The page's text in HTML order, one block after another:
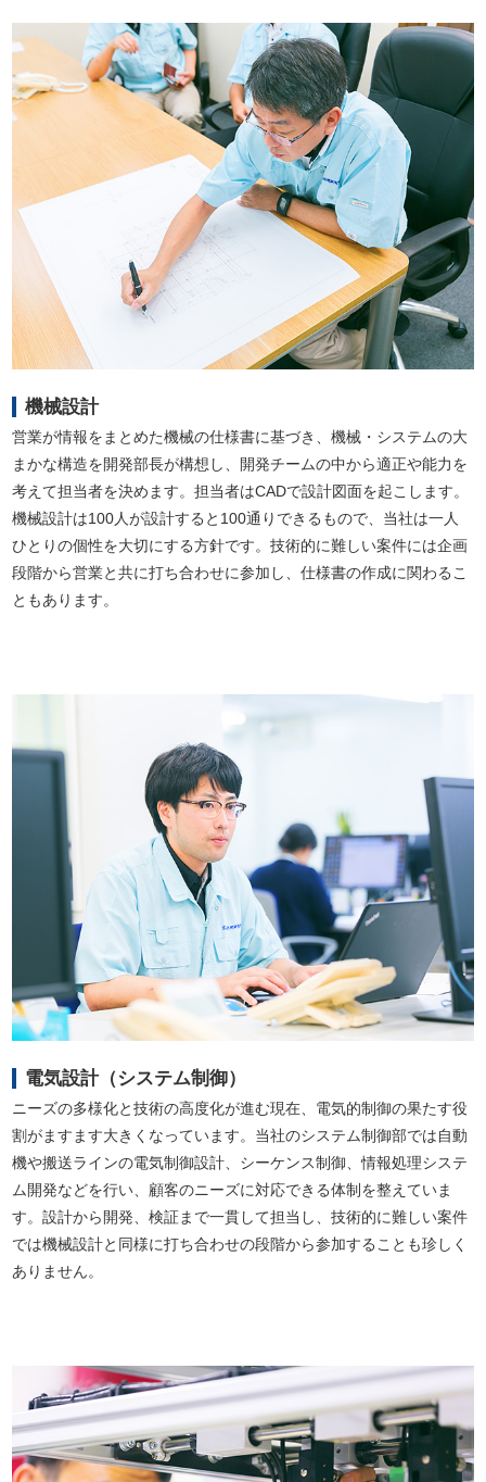
機械設計
営業が情報をまとめた機械の仕様書に基づき、機械・システムの大
まかな構造を開発部長が構想し、開発チームの中から適正や能力を
考えて担当者を決めます。担当者はCADで設計図面を起こします。
機械設計は100人が設計すると100通りできるもので、当社は一人
ひとりの個性を大切にする方針です。技術的に難しい案件には企画
段階から営業と共に打ち合わせに参加し、仕様書の作成に関わるこ
ともあります。
電気設計（システム制御）
ニーズの多様化と技術の高度化が進む現在、電気的制御の果たす役
割がますます大きくなっています。当社のシステム制御部では自動
機や搬送ラインの電気制御設計、シーケンス制御、情報処理システ
ム開発などを行い、顧客のニーズに対応できる体制を整えていま
す。設計から開発、検証まで一貫して担当し、技術的に難しい案件
では機械設計と同様に打ち合わせの段階から参加することも珍しく
ありません。